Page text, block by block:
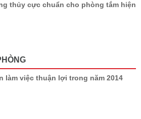
thủy cực chuẩn cho phòng tắm hiện
làm việc thuận lợi trong năm 2014